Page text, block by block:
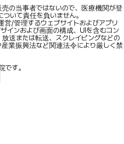
の当事者ではないので、医療機関が登
いて責任を負いません。
/管理するウェブサイトおよびアプリ
インおよび画面の構成、UIを含むコン
送または転送、スクレイピングなどの
業振興法など関連法令により厳しく禁
です。